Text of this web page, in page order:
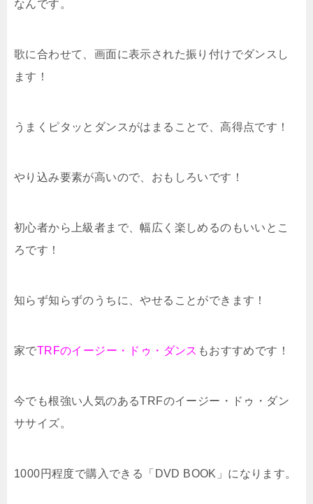
なんです。
歌に合わせて、画面に表示された振り付けでダンスし
ます！
うまくピタッとダンスがはまることで、高得点です！
やり込み要素が高いので、おもしろいです！
初心者から上級者まで、幅広く楽しめるのもいいとこ
ろです！
知らず知らずのうちに、やせることができます！
家でTRFのイージー・ドゥ・ダンス もおすすめです！
今でも根強い人気のあるTRFのイージー・ドゥ・ダン
ササイズ。
1000円程度で購入できる「DVD BOOK」になります。